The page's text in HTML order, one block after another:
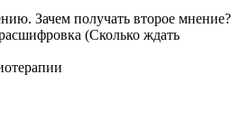
Зачем получать второе мнение?
(Сколько ждать